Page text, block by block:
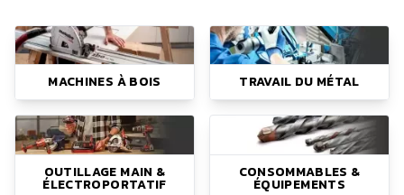
MACHINES À BOIS TRAVAIL DU MÉTAL
OUTILLAGE MAIN &
ÉLECTROPORTATIF
CONSOMMABLES &
ÉQUIPEMENTS